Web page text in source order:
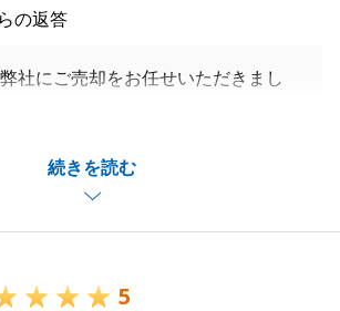
続きを読む
の返答
社にご売却をお任せいただきまし
活動を行わせていただいております。
始からお引渡しまで、書類のご用意
合わせの機会をいただきましたこ
たしましたが、今後も何かご不明な
5